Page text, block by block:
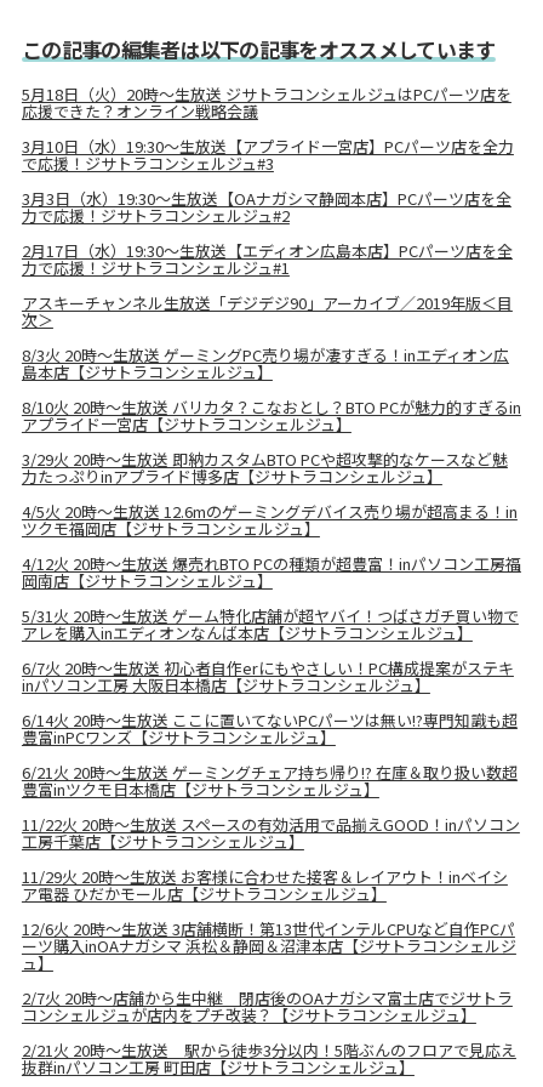
この記事の編集者は以下の記事をオススメしています
5月18日（火）20時～生放送 ジサトラコンシェルジュはPCパーツ店を
応援できた？オンライン戦略会議
3月10日（水）19:30～生放送【アプライド一宮店】PCパーツ店を全力
で応援！ジサトラコンシェルジュ#3
3月3日（水）19:30～生放送【OAナガシマ静岡本店】PCパーツ店を全
力で応援！ジサトラコンシェルジュ#2
2月17日（水）19:30～生放送【エディオン広島本店】PCパーツ店を全
力で応援！ジサトラコンシェルジュ#1
アスキーチャンネル生放送「デジデジ90」アーカイブ／2019年版＜目
次＞
8/3火 20時～生放送 ゲーミングPC売り場が凄すぎる！inエディオン広
島本店【ジサトラコンシェルジュ】
8/10火 20時～生放送 バリカタ？こなおとし？BTO PCが魅力的すぎるin
アプライド一宮店【ジサトラコンシェルジュ】
3/29火 20時～生放送 即納カスタムBTO PCや超攻撃的なケースなど魅
力たっぷりinアプライド博多店【ジサトラコンシェルジュ】
4/5火 20時～生放送 12.6mのゲーミングデバイス売り場が超高まる！in
ツクモ福岡店【ジサトラコンシェルジュ】
4/12火 20時～生放送 爆売れBTO PCの種類が超豊富！inパソコン工房福
岡南店【ジサトラコンシェルジュ】
5/31火 20時～生放送 ゲーム特化店舗が超ヤバイ！つばさガチ買い物で
アレを購入inエディオンなんば本店【ジサトラコンシェルジュ】
6/7火 20時～生放送 初心者自作erにもやさしい！PC構成提案がステキ
inパソコン工房 大阪日本橋店【ジサトラコンシェルジュ】
6/14火 20時～生放送 ここに置いてないPCパーツは無い!?専門知識も超
豊富inPCワンズ【ジサトラコンシェルジュ】
6/21火 20時～生放送 ゲーミングチェア持ち帰り!? 在庫＆取り扱い数超
豊富inツクモ日本橋店【ジサトラコンシェルジュ】
11/22火 20時～生放送 スペースの有効活用で品揃えGOOD！inパソコン
工房千葉店【ジサトラコンシェルジュ】
11/29火 20時～生放送 お客様に合わせた接客＆レイアウト！inベイシ
ア電器 ひだかモール店【ジサトラコンシェルジュ】
12/6火 20時～生放送 3店舗横断！第13世代インテルCPUなど自作PCパ
ーツ購入inOAナガシマ 浜松＆静岡＆沼津本店【ジサトラコンシェルジ
ュ】
2/7火 20時～店舗から生中継 閉店後のOAナガシマ富士店でジサトラ
コンシェルジュが店内をプチ改装？【ジサトラコンシェルジュ】
2/21火 20時～生放送 駅から徒歩3分以内！5階ぶんのフロアで見応え
抜群inパソコン工房 町田店【ジサトラコンシェルジュ】